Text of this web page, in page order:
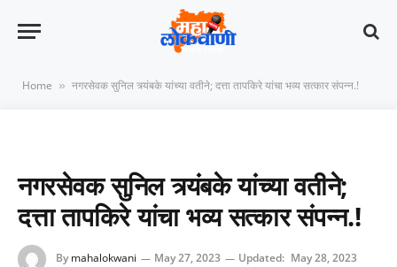
Home » नगरसेवक सुनिल त्र्यंबके यांच्या वतीने; दत्ता तापकिरे यांचा भव्य सत्कार संपन्न.!
नगरसेवक सुनिल त्र्यंबके यांच्या वतीने;
दत्ता तापकिरे यांचा भव्य सत्कार संपन्न.!
By mahalokwani May 27, 2023 Updated: May 28, 2023